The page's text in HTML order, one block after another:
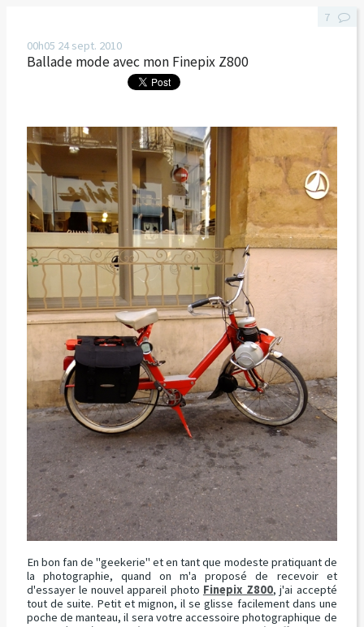
00h05 24 sept. 2010
Ballade mode avec mon Finepix Z800
En bon fan de "geekerie" et en tant que modeste pratiquant de
la photographie, quand on m'a proposé de recevoir et
d'essayer le nouvel appareil photo Finepix Z800, j'ai accepté
tout de suite. Petit et mignon, il se glisse facilement dans une
poche de manteau, il sera votre accessoire photographique de
7